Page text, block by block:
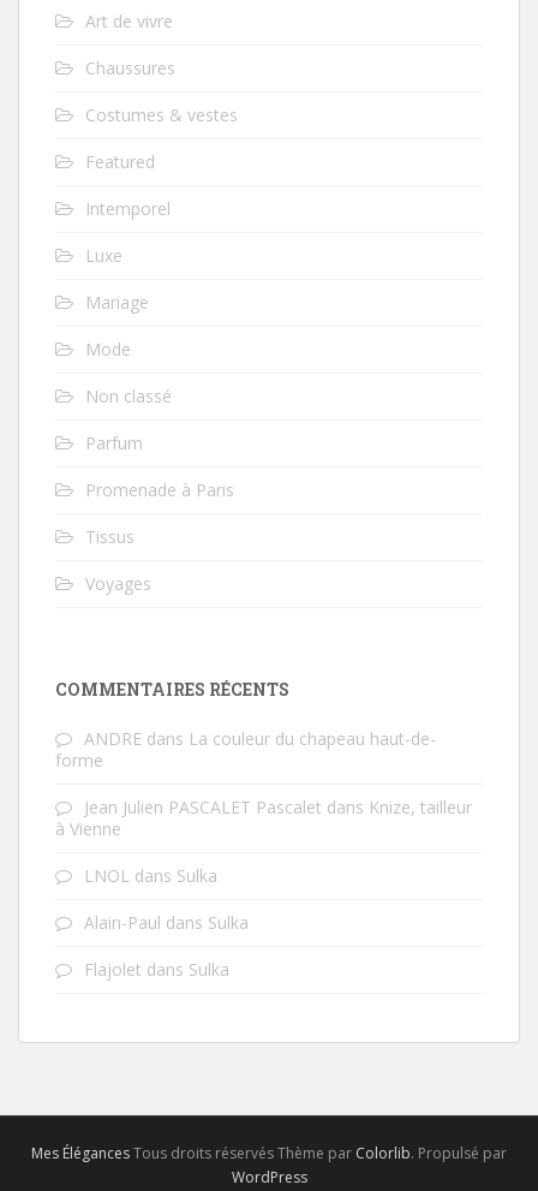
Art de vivre
Chaussures
Costumes & vestes
Featured
Intemporel
Luxe
Mariage
Mode
Non classé
Parfum
Promenade à Paris
Tissus
Voyages
COMMENTAIRES RÉCENTS
ANDRE dans La couleur du chapeau haut-de-
forme
Jean Julien PASCALET Pascalet dans Knize, tailleur
à Vienne
LNOL dans Sulka
Alain-Paul dans Sulka
Flajolet dans Sulka
Mes ÉlégancesTous droits réservés Thème par Colorlib. Propulsé par
WordPress